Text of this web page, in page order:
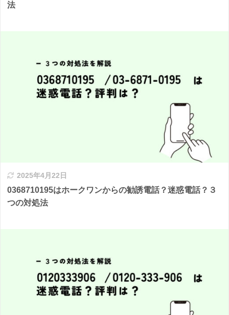
法
2025年4月22日
0368710195はホークワンからの勧誘電話？迷惑電話？３
つの対処法